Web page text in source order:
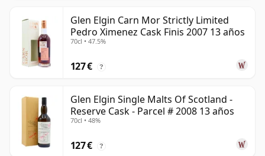
Glen Elgin Carn Mor Strictly Limited
Pedro Ximenez Cask Finis 2007 13 años
70cl • 47.5%
127 € ?
Glen Elgin Single Malts Of Scotland -
Reserve Cask - Parcel # 2008 13 años
70cl • 48%
127 € ?